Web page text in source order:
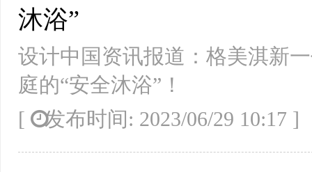
沐浴”
设计中国资讯报道：格美淇新
庭的“安全沐浴”！
[
发布时间: 2023/06/29